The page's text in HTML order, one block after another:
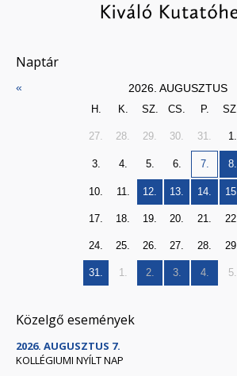
Naptár
« 2026. AUGUSZTUS
H. K. SZ. CS. P. SZ..
27. 28. 29. 30. 31. 1.
3. 4. 5. 6. 7. 8.
10. 11. 12. 13. 14. 15.
17. 18. 19. 20. 21. 22.
24. 25. 26. 27. 28. 29.
31. 1. 2. 3. 4. 5.
Közelgő események
2026. AUGUSZTUS 7.
KOLLÉGIUMI NYÍLT NAP